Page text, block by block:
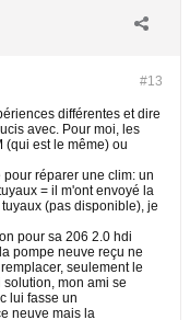
#13
différentes et dire
avec. Pour moi, les
(qui est le même) ou
réparer une clim: un
= il m'ont envoyé la
(pas disponible), je
pour sa 206 2.0 hdi
pompe neuve reçu ne
seulement le
mon ami se
lui fasse un
neuve mais la